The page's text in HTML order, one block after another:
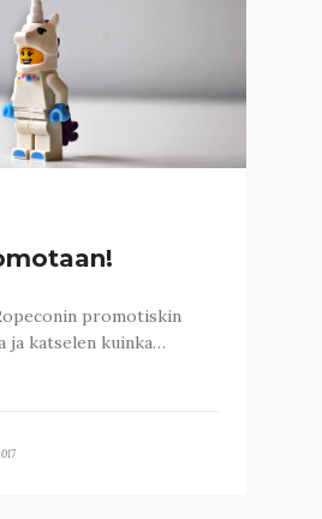
promotiskin
ja katselen kuinka…